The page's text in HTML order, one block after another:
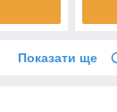
Показати ще